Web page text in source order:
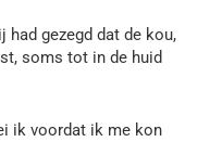
had gezegd dat de kou,
soms tot in de huid
ik voordat ik me kon